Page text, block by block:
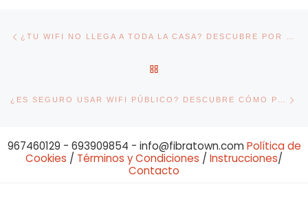
¿ES SEGURO USAR WIFI PÚBLICO? DESCUBRE CÓMO PROTEGERTE
967460129 - 693909854 - info@fibratown.com Política de
Cookies / Términos y Condiciones / Instrucciones/
Contacto